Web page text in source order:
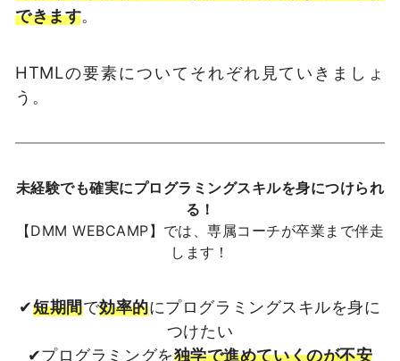
できます。
HTMLの要素についてそれぞれ見ていきましょ
う。
未経験でも確実にプログラミングスキルを身につけられ
る！
【DMM WEBCAMP】では、専属コーチが卒業まで伴走
します！
✔短期間で効率的にプログラミングスキルを身に
つけたい
✔プログラミングを独学で進めていくのが不安